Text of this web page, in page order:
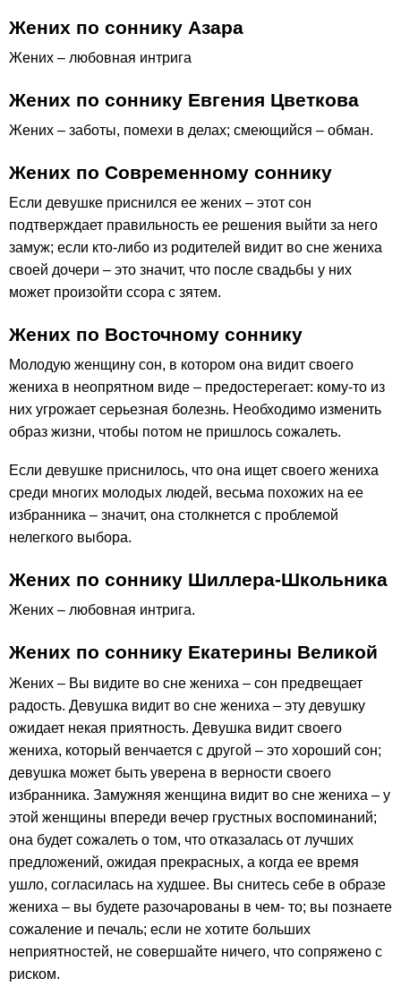
Жених по соннику Азара
Жених – любовная интрига
Жених по соннику Евгения Цветкова
Жених – заботы, помехи в делах; смеющийся – обман.
Жених по Современному соннику
Если девушке приснился ее жених – этот сон
подтверждает правильность ее решения выйти за него
замуж; если кто-либо из родителей видит во сне жениха
своей дочери – это значит, что после свадьбы у них
может произойти ссора с зятем.
Жених по Восточному соннику
Молодую женщину сон, в котором она видит своего
жениха в неопрятном виде – предостерегает: кому-то из
них угрожает серьезная болезнь. Необходимо изменить
образ жизни, чтобы потом не пришлось сожалеть.
Если девушке приснилось, что она ищет своего жениха
среди многих молодых людей, весьма похожих на ее
избранника – значит, она столкнется с проблемой
нелегкого выбора.
Жених по соннику Шиллера-Школьника
Жених – любовная интрига.
Жених по соннику Екатерины Великой
Жених – Вы видите во сне жениха – сон предвещает
радость. Девушка видит во сне жениха – эту девушку
ожидает некая приятность. Девушка видит своего
жениха, который венчается с другой – это хороший сон;
девушка может быть уверена в верности своего
избранника. Замужняя женщина видит во сне жениха – у
этой женщины впереди вечер грустных воспоминаний;
она будет сожалеть о том, что отказалась от лучших
предложений, ожидая прекрасных, а когда ее время
ушло, согласилась на худшее. Вы снитесь себе в образе
жениха – вы будете разочарованы в чем- то; вы познаете
сожаление и печаль; если не хотите больших
неприятностей, не совершайте ничего, что сопряжено с
риском.